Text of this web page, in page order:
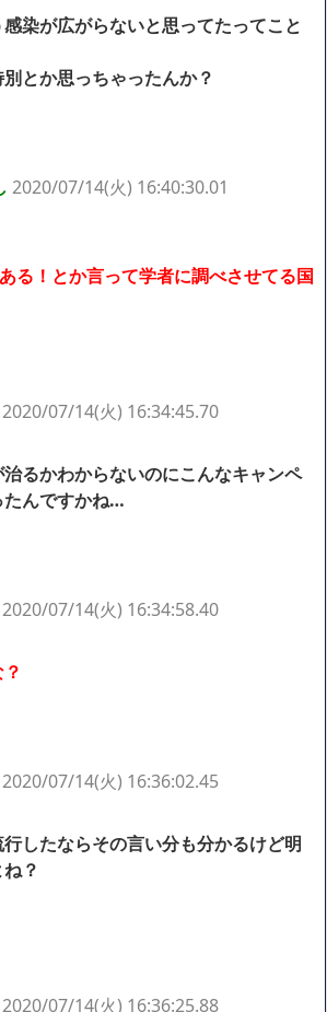
染が広がらないと思ってたってこと
とか思っちゃったんか？
2020/07/14(火) 16:40:30.01
る！とか言って学者に調べさせてる国
2020/07/14(火) 16:34:45.70
るかわからないのにこんなキャンペ
たんですかね…
2020/07/14(火) 16:34:58.40
2020/07/14(火) 16:36:02.45
したならその言い分も分かるけど明
？
2020/07/14(火) 16:36:25.88